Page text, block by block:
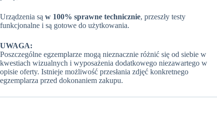
Urządzenia są w 100% sprawne technicznie, przeszły testy
funkcjonalne i są gotowe do użytkowania.
UWAGA:
Poszczególne egzemplarze mogą nieznacznie różnić się od siebie w
kwestiach wizualnych i wyposażenia dodatkowego niezawartego w
opisie oferty. Istnieje możliwość przesłania zdjęć konkretnego
egzemplarza przed dokonaniem zakupu.